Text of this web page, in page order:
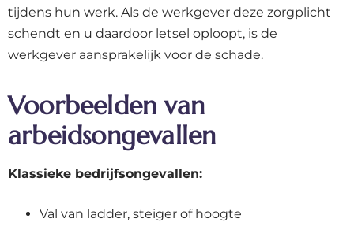
tijdens hun werk. Als de werkgever deze zorgplicht
schendt en u daardoor letsel oploopt, is de
werkgever aansprakelijk voor de schade.
Voorbeelden van
arbeidsongevallen
Klassieke bedrijfsongevallen:
Val van ladder, steiger of hoogte